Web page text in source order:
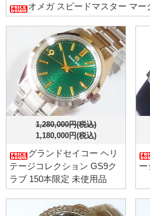
オメガ スピードマスター マー
1,280,000円(税込)
1,180,000円(税込)
グランドセイコー ヘリ
テージコレクション GS9ク
ラブ 150本限定 未使用品
ー